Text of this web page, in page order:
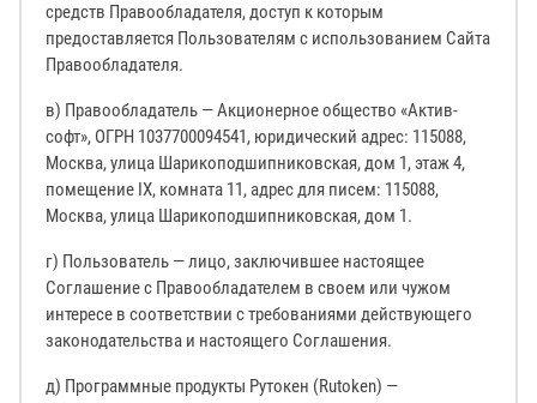
средств Правообладателя, доступ к которым
предоставляется Пользователям с использованием Сайта
Правообладателя.
в) Правообладатель — Акционерное общество «Актив-
софт», ОГРН 1037700094541, юридический адрес: 115088,
Москва, улица Шарикоподшипниковская, дом 1, этаж 4,
помещение IX, комната 11, адрес для писем: 115088,
Москва, улица Шарикоподшипниковская, дом 1.
г) Пользователь — лицо, заключившее настоящее
Соглашение с Правообладателем в своем или чужом
интересе в соответствии с требованиями действующего
законодательства и настоящего Соглашения.
д) Программные продукты Рутокен (Rutoken) —